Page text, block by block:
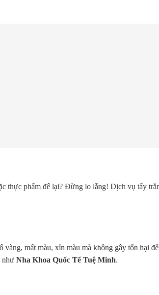
thực phẩm để lại? Đừng lo lắng! Dịch vụ tẩy
mất màu, xỉn màu mà không gây tổn hại
như Nha Khoa Quốc Tế Tuệ Minh.